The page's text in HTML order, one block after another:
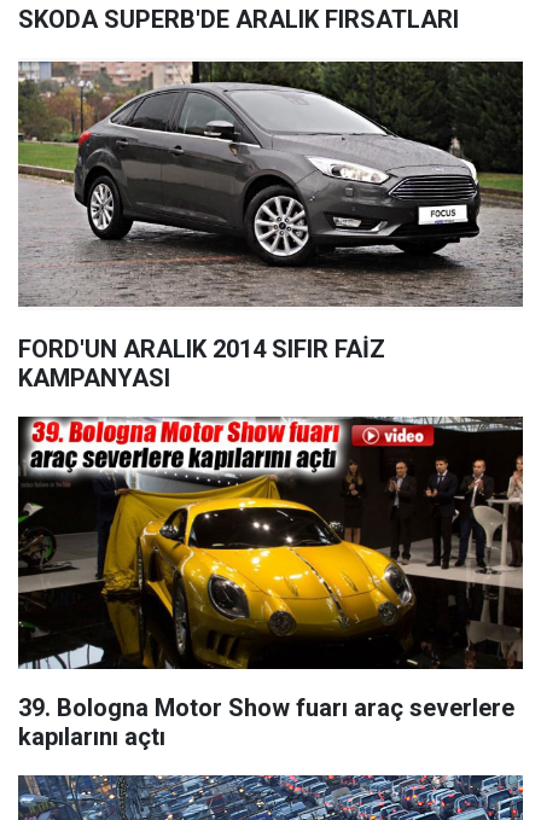
SKODA SUPERB'DE ARALIK FIRSATLARI
FORD'UN ARALIK 2014 SIFIR FAİZ
KAMPANYASI
39. Bologna Motor Show fuarı araç severlere
kapılarını açtı